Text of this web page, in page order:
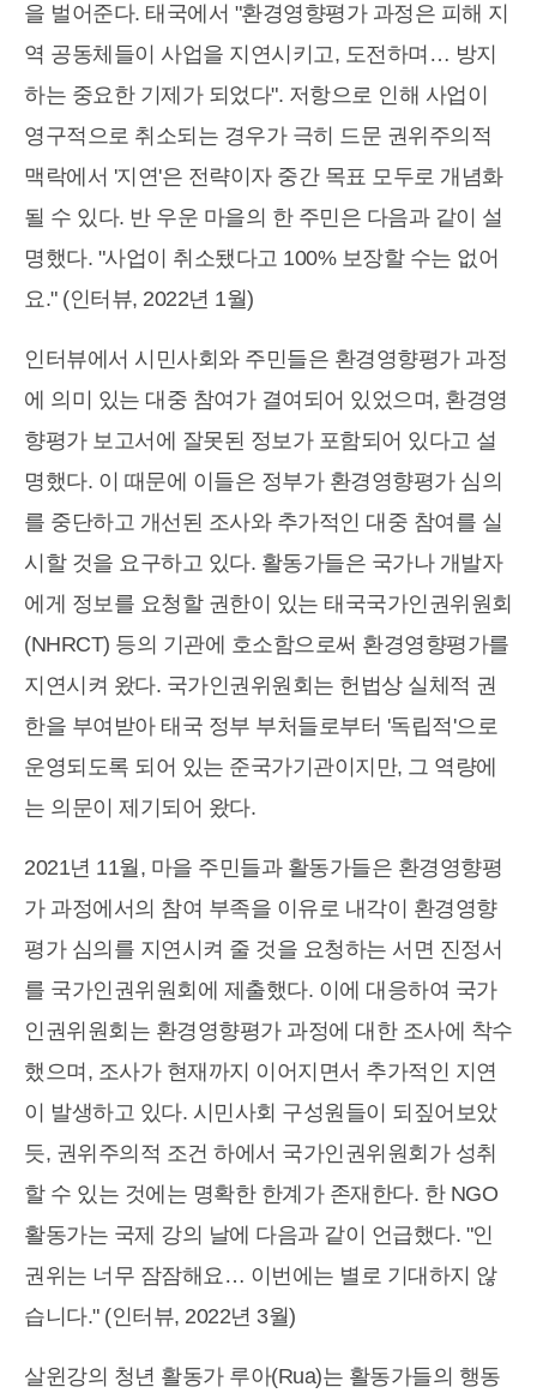
을 벌어준다. 태국에서 "환경영향평가 과정은 피해 지
역 공동체들이 사업을 지연시키고, 도전하며… 방지
하는 중요한 기제가 되었다". 저항으로 인해 사업이
영구적으로 취소되는 경우가 극히 드문 권위주의적
맥락에서 '지연'은 전략이자 중간 목표 모두로 개념화
될 수 있다. 반 우운 마을의 한 주민은 다음과 같이 설
명했다. "사업이 취소됐다고 100% 보장할 수는 없어
요." (인터뷰, 2022년 1월)
인터뷰에서 시민사회와 주민들은 환경영향평가 과정
에 의미 있는 대중 참여가 결여되어 있었으며, 환경영
향평가 보고서에 잘못된 정보가 포함되어 있다고 설
명했다. 이 때문에 이들은 정부가 환경영향평가 심의
를 중단하고 개선된 조사와 추가적인 대중 참여를 실
시할 것을 요구하고 있다. 활동가들은 국가나 개발자
에게 정보를 요청할 권한이 있는 태국국가인권위원회
(NHRCT) 등의 기관에 호소함으로써 환경영향평가를
지연시켜 왔다. 국가인권위원회는 헌법상 실체적 권
한을 부여받아 태국 정부 부처들로부터 '독립적'으로
운영되도록 되어 있는 준국가기관이지만, 그 역량에
는 의문이 제기되어 왔다.
2021년 11월, 마을 주민들과 활동가들은 환경영향평
가 과정에서의 참여 부족을 이유로 내각이 환경영향
평가 심의를 지연시켜 줄 것을 요청하는 서면 진정서
를 국가인권위원회에 제출했다. 이에 대응하여 국가
인권위원회는 환경영향평가 과정에 대한 조사에 착수
했으며, 조사가 현재까지 이어지면서 추가적인 지연
이 발생하고 있다. 시민사회 구성원들이 되짚어보았
듯, 권위주의적 조건 하에서 국가인권위원회가 성취
할 수 있는 것에는 명확한 한계가 존재한다. 한 NGO
활동가는 국제 강의 날에 다음과 같이 언급했다. "인
권위는 너무 잠잠해요… 이번에는 별로 기대하지 않
습니다." (인터뷰, 2022년 3월)
살윈강의 청년 활동가 루아(Rua)는 활동가들의 행동